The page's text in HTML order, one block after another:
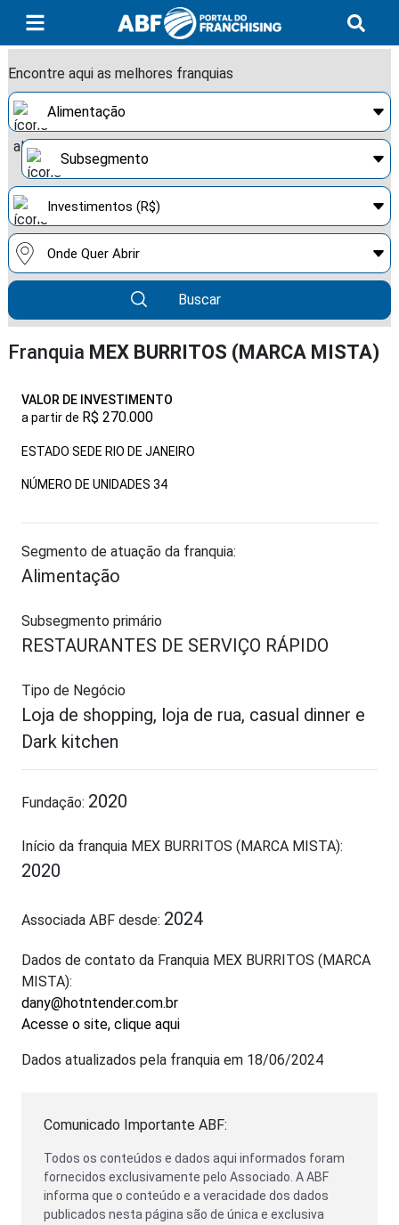
Encontre aqui as melhores franquias
Buscar
Franquia MEX BURRITOS (MARCA MISTA)
VALOR DE INVESTIMENTO
a partir de R$ 270.000
ESTADO SEDE RIO DE JANEIRO
NÚMERO DE UNIDADES 34
Segmento de atuação da franquia:
Alimentação
Subsegmento primário
RESTAURANTES DE SERVIÇO RÁPIDO
Tipo de Negócio
Loja de shopping, loja de rua, casual dinner e
Dark kitchen
Fundação: 2020
Início da franquia MEX BURRITOS (MARCA MISTA):
2020
Associada ABF desde: 2024
Dados de contato da Franquia MEX BURRITOS (MARCA
MISTA):
dany@hotntender.com.br
Acesse o site, clique aqui
Dados atualizados pela franquia em 18/06/2024
Comunicado Importante ABF:
Todos os conteúdos e dados aqui informados foram
fornecidos exclusivamente pelo Associado. A ABF
informa que o conteúdo e a veracidade dos dados
publicados nesta página são de única e exclusiva